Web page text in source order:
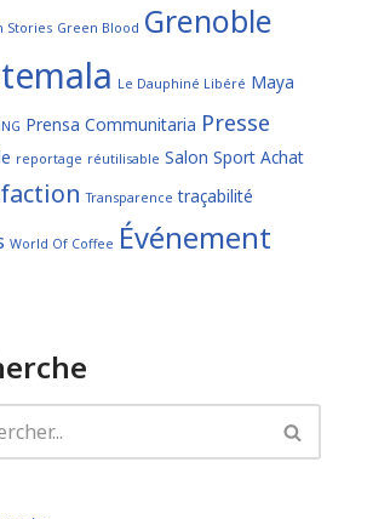
Stories Green Blood Grenoble
Le Dauphiné Libéré Maya
Prensa Communitaria Presse
reportage réutilisable Salon Sport Achat
Transparence traçabilité
World Of Coffee Événement